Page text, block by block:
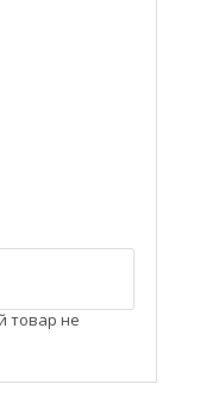
товар не